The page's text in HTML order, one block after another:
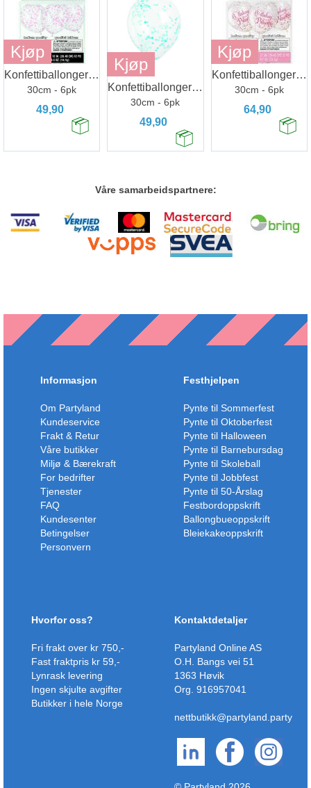
Kjøp
Konfettiballonger - Lys Rosa
30cm - 6pk
49,90
Kjøp
Konfettiballonger - Lys Blå
30cm - 6pk
49,90
Kjøp
Konfettiballonger - Bursdag Prinsesse
30cm - 6pk
64,90
Våre samarbeidspartnere:
Informasjon
Om Partyland
Kundeservice
Frakt & Retur
Våre butikker
Miljø & Bærekraft
For bedrifter
Tjenester
FAQ
Kundesenter
Betingelser
Personvern
Festhjelpen
Pynte til Sommerfest
Pynte til Oktoberfest
Pynte til Halloween
Pynte til Barnebursdag
Pynte til Skoleball
Pynte til Jobbfest
Pynte til 50-Årslag
Festbordoppskrift
Ballongbueoppskrift
Bleiekakeoppskrift
Hvorfor oss?
Fri frakt over kr 750,-
Fast fraktpris kr 59,-
Lynrask levering
Ingen skjulte avgifter
Butikker i hele Norge
Kontaktdetaljer
Partyland Online AS
O.H. Bangs vei 51
1363 Høvik
Org. 916957041
nettbutikk@partyland.party